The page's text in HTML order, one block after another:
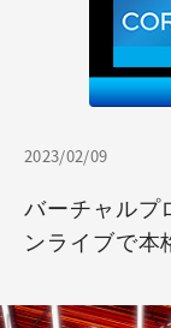
2023/02/09
バーチャルプ
ンライブで本